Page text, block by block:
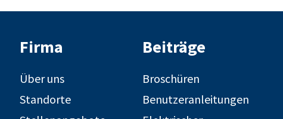
Firma
Über uns
Standorte
Beiträge
Broschüren
Benutzeranleitungen